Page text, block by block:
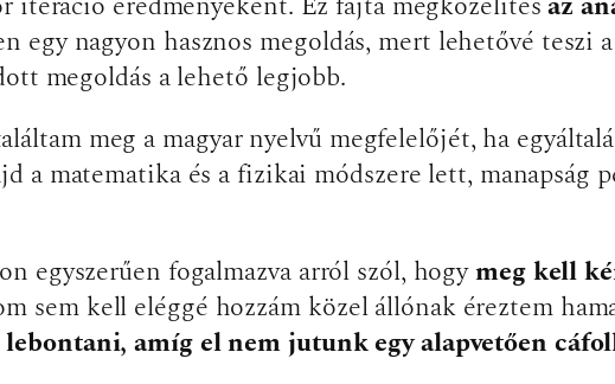
egy nagyon hasznos megoldás, mert lehetővé teszi
megoldás a lehető legjobb.
meg a magyar nyelvű megfelelőjét, ha
a matematika és a fizikai módszere lett, manapság
egyszerűen fogalmazva arról szól, hogymeg kell
sem kell eléggé hozzám közel állónak éreztem
amíg el nem jutunk egy alapvetően